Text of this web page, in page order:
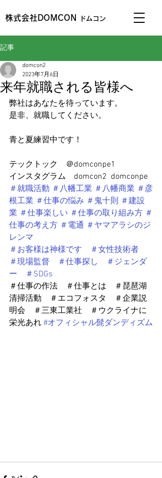
株式会社DOMCON ドムコン
記事
来年就職される皆様へ
domcon2
2023年7月6日
弊社はあなたを待っています。
是非、就職してください。
青と夏練習中です！
テックトック　＠domconpe1
インスタグラム　domcon2  domconpe
＃就職活動 ＃八幡工業 ＃八幡商業 ＃彦
根工業 ＃仕事の悩み ＃鬼十則 ＃建設
業 ＃仕事楽しい ＃仕事の取り組み方 ＃
仕事の考え方 ＃電通 ＃ヤマアラシのジ
レンマ
＃お客様は神様です　＃女性技術者
＃現場監督　＃仕事探し　＃ジェンダ
ー　＃SDGs
＃仕事の作法　＃仕事とは　＃琵琶湖
清掃活動　＃エコフォスタ　＃企業説
明会　＃三東工業社　＃ウクライナに
栄光あれ #オフィシャル髭ダンディズム